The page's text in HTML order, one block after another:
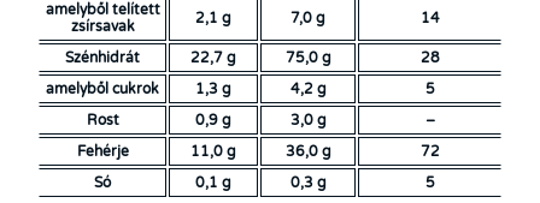
amelyből telített
zsírsavak
2,1 g 7,0 g 14
Szénhidrát 22,7 g 75,0 g
28
amelyből cukrok
1,3 g 4,2 g
5
Rost
0,9 g 3,0 g
–
Fehérje
11,0 g 36,0 g
72
Só
0,1 g 0,3 g 5